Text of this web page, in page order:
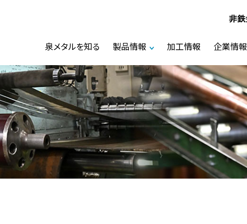
泉メタルを知る 製品情報 加工情報 企業情報